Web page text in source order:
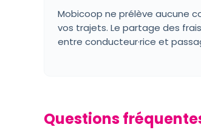
Mobicoop ne prélève aucune
vos trajets. Le partage des
entre conducteur·rice et
Questions